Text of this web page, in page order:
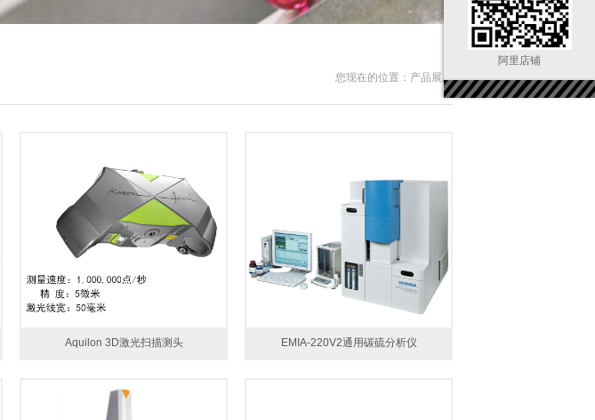
阿里店铺
您现在的位置：产品展厅
Aquilon 3D激光扫描测头 EMIA-220V2通用碳硫分析仪